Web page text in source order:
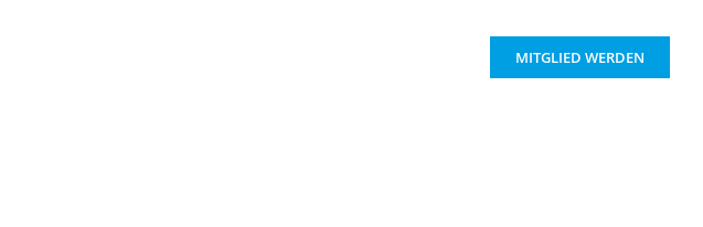
MITGLIED WERDEN